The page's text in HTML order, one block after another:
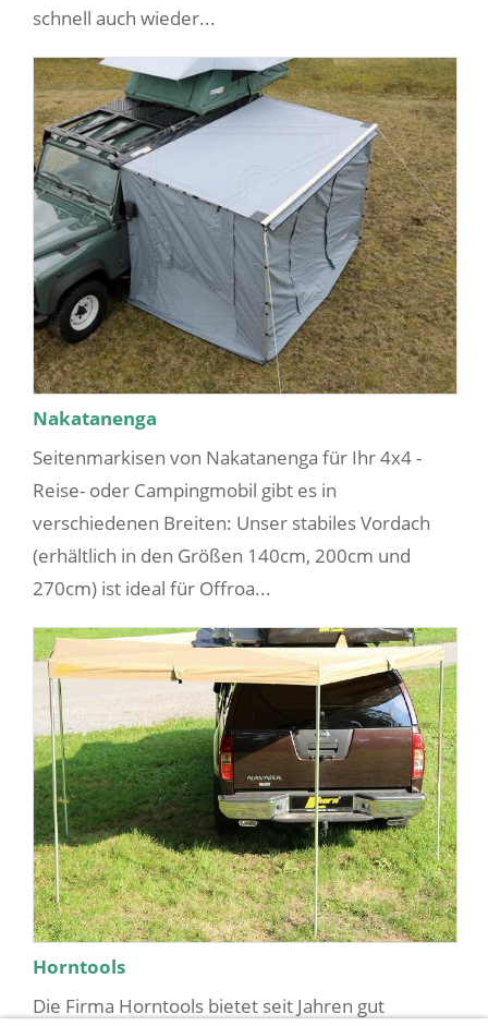
schnell auch wieder...
Nakatanenga
Seitenmarkisen von Nakatanenga für Ihr 4x4 -
Reise- oder Campingmobil gibt es in
verschiedenen Breiten: Unser stabiles Vordach
(erhältlich in den Größen 140cm, 200cm und
270cm) ist ideal für Offroa...
Horntools
Die Firma Horntools bietet seit Jahren gut